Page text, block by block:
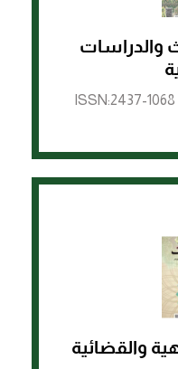
والدراسات
والقضائية